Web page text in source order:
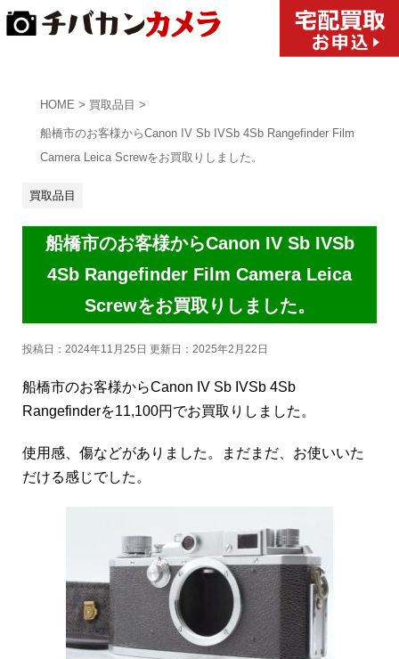
HOME > 買取品目 >
船橋市のお客様からCanon IV Sb IVSb 4Sb Rangefinder Film
Camera Leica Screwをお買取りしました。
買取品目
船橋市のお客様からCanon IV Sb IVSb
4Sb Rangefinder Film Camera Leica
Screwをお買取りしました。
投稿日：2024年11月25日 更新日： 2025年2月22日
船橋市のお客様からCanon IV Sb IVSb 4Sb
Rangefinderを11,100円でお買取りしました。
使用感、傷などがありました。まだまだ、お使いいた
だける感じでした。